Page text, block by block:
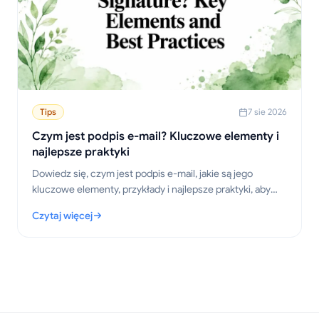
Tips 7 sie 2026
Czym jest podpis e-mail? Kluczowe elementy i
najlepsze praktyki
Dowiedz się, czym jest podpis e-mail, jakie są jego
kluczowe elementy, przykłady i najlepsze praktyki, aby
roku.
Czytaj więcej
: Czym jest podpis e-mail? Kluczowe elementy i najlepsze